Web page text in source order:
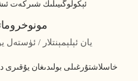
يان ئېلېمېنتلار / ئۈستەل